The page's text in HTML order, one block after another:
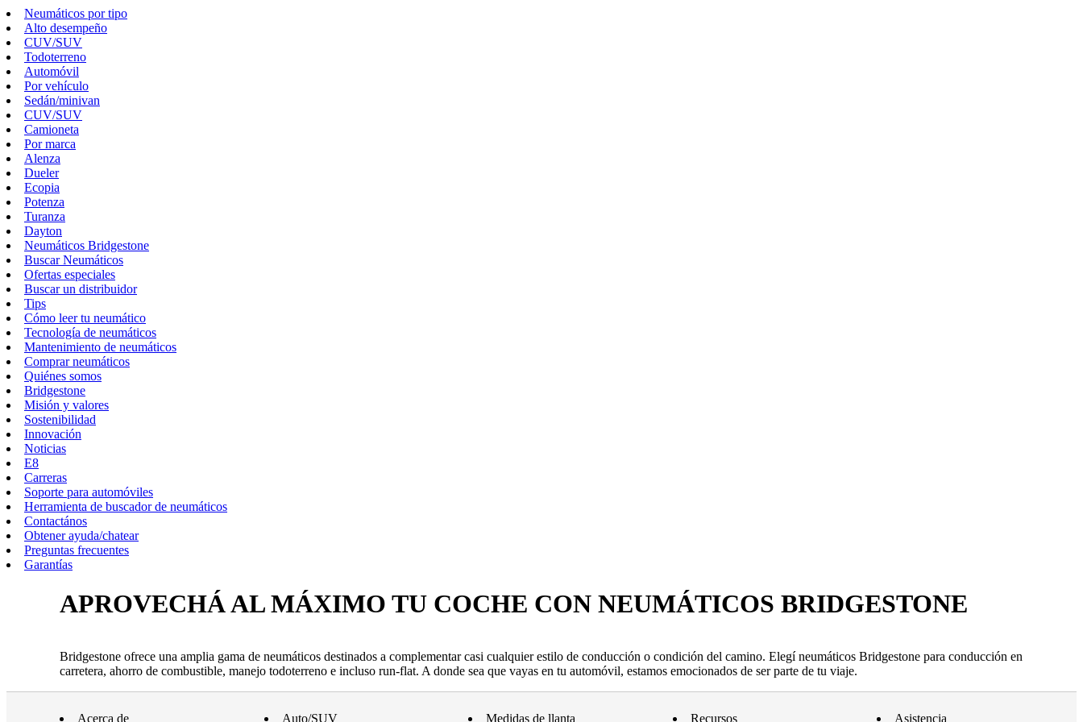
Neumáticos por tipo
Alto desempeño
CUV/SUV
Todoterreno
Automóvil
Por vehículo
Sedán/minivan
CUV/SUV
Camioneta
Por marca
Alenza
Dueler
Ecopia
Potenza
Turanza
Dayton
Neumáticos Bridgestone
Buscar Neumáticos
Ofertas especiales
Buscar un distribuidor
Tips
Cómo leer tu neumático
Tecnología de neumáticos
Mantenimiento de neumáticos
Comprar neumáticos
Quiénes somos
Bridgestone
Misión y valores
Sostenibilidad
Innovación
Noticias
E8
Carreras
Soporte para automóviles
Herramienta de buscador de neumáticos
Contactános
Obtener ayuda/chatear
Preguntas frecuentes
Garantías
APROVECHÁ AL MÁXIMO TU COCHE CON NEUMÁTICOS BRIDGESTONE
Bridgestone ofrece una amplia gama de neumáticos destinados a complementar casi cualquier estilo de conducción o condición del camino. Elegí neumáticos Bridgestone para conducción en
carretera, ahorro de combustible, manejo todoterreno e incluso run-flat. A donde sea que vayas en tu automóvil, estamos emocionados de ser parte de tu viaje.
Acerca de Auto/SUV Medidas de llanta Recursos Asistencia